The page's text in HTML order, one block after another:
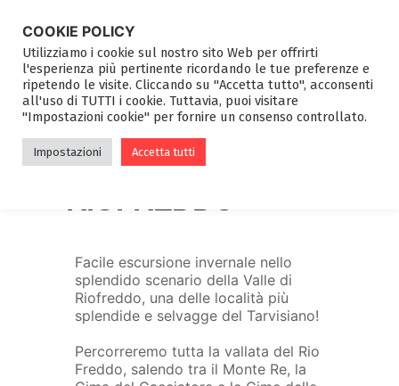
CIASPOLATA
NELLA VALLE DI
Facile escursione invernale nello
splendido scenario della Valle di
Riofreddo, una delle località più
splendide e selvagge del Tarvisiano!
Percorreremo tutta la vallata del Rio
Freddo, salendo tra il Monte Re, la
COOKIE POLICY
Utilizziamo i cookie sul nostro sito Web per offrirti
l'esperienza più pertinente ricordando le tue preferenze e
ripetendo le visite. Cliccando su "Accetta tutto", acconsenti
all'uso di TUTTI i cookie. Tuttavia, puoi visitare
"Impostazioni cookie" per fornire un consenso controllato.
Impostazioni Accetta tutti